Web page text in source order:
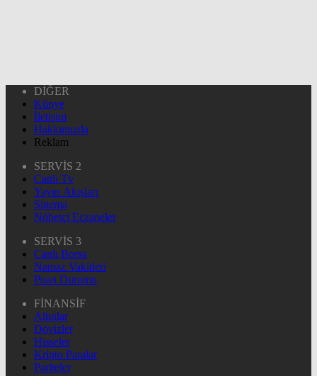
DİĞER
Künye
İletişim
Hakkımızda
Reklam
SERVİS 2
Canlı Tv
Yayın Akışları
Sinema
Nöbetçi Eczaneler
SERVİS 3
Canlı Borsa
Namaz Vakitleri
Puan Durumu
FİNANSİF
Altınlar
Dövizler
Hisseler
Kripto Paralar
Pariteler